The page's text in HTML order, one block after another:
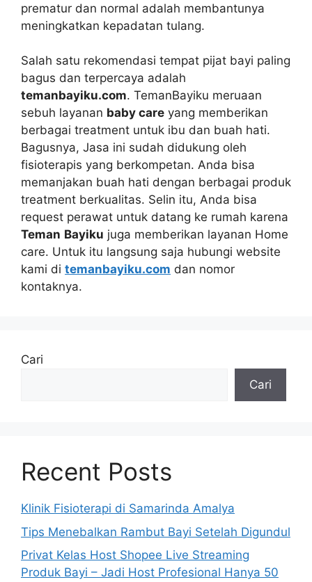
prematur dan normal adalah membantunya
meningkatkan kepadatan tulang.
Salah satu rekomendasi tempat pijat bayi paling
bagus dan terpercaya adalah
temanbayiku.com. TemanBayiku meruaan
sebuh layanan baby care yang memberikan
berbagai treatment untuk ibu dan buah hati.
Bagusnya, Jasa ini sudah didukung oleh
fisioterapis yang berkompetan. Anda bisa
memanjakan buah hati dengan berbagai produk
treatment berkualitas. Selin itu, Anda bisa
request perawat untuk datang ke rumah karena
Teman Bayiku juga memberikan layanan Home
care. Untuk itu langsung saja hubungi website
kami di temanbayiku.com dan nomor
kontaknya.
Cari
Cari
Recent Posts
Klinik Fisioterapi di Samarinda Amalya
Tips Menebalkan Rambut Bayi Setelah Digundul
Privat Kelas Host Shopee Live Streaming
Produk Bayi – Jadi Host Profesional Hanya 50